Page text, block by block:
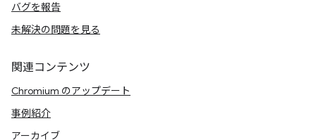
バグを報告
未解決の問題を見る
関連コンテンツ
Chromium のアップデート
事例紹介
アーカイブ